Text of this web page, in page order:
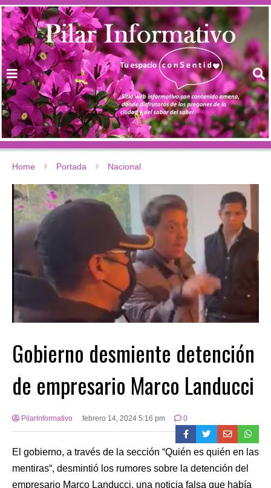
Home Portada Nacional
Gobierno desmiente detención
de empresario Marco Landucci
PilarInformativo febrero 14, 2024 5:16 pm 0
El gobierno, a través de la sección “Quién es quién en las
mentiras“, desmintió los rumores sobre la detención del
empresario Marco Landucci, una noticia falsa que había